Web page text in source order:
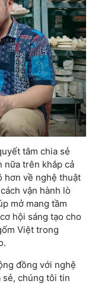
tâm chia sẻ
nữa trên khắp cả
hơn về nghệ thuật
vận hành lò
mở mang tầm
hội sáng tạo cho
Việt trong
đồng với nghệ
sẻ, chúng tôi tin